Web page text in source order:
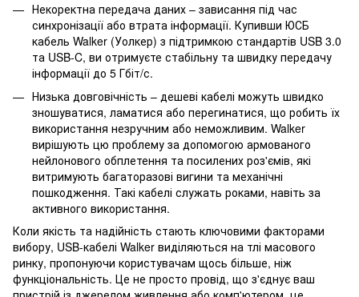
Некоректна передача даних – зависання під час
синхронізації або втрата інформації. Купивши ЮСБ
кабель Walker (Уолкер) з підтримкою стандартів USB 3.0
та USB-C, ви отримуєте стабільну та швидку передачу
інформації до 5 Гбіт/с.
Низька довговічність – дешеві кабелі можуть швидко
зношуватися, ламатися або перегинатися, що робить їх
використання незручним або неможливим. Walker
вирішують цю проблему за допомогою армованого
нейлонового обплетення та посилених роз'ємів, які
витримують багаторазові вигини та механічні
пошкодження. Такі кабелі служать роками, навіть за
активного використання.
Коли якість та надійність стають ключовими факторами
вибору, USB-кабелі Walker виділяються на тлі масового
ринку, пропонуючи користувачам щось більше, ніж
функціональність. Це не просто провід, що з'єднує ваш